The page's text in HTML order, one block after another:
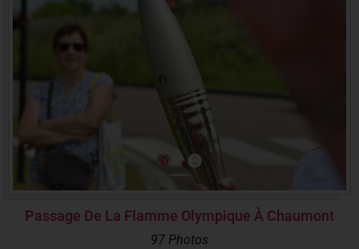
Passage De La Flamme Olympique À Chaumont
97 Photos